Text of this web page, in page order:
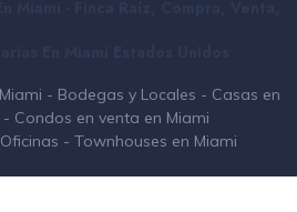
- Bodegas y Locales - Casas en
- Condos en venta en Miami
Oficinas - Townhouses en Miami